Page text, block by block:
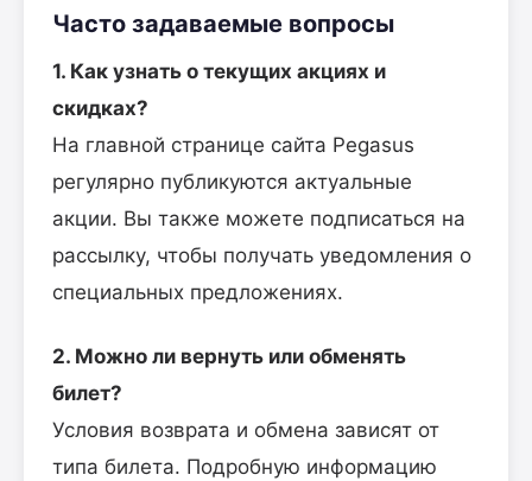
Часто задаваемые вопросы
1. Как узнать о текущих акциях и
скидках?
На главной странице сайта Pegasus
регулярно публикуются актуальные
акции. Вы также можете подписаться на
рассылку, чтобы получать уведомления о
специальных предложениях.
2. Можно ли вернуть или обменять
билет?
Условия возврата и обмена зависят от
типа билета. Подробную информацию